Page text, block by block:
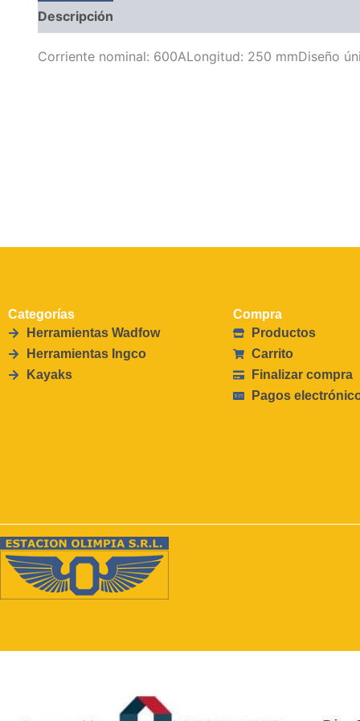
Descripción
Corriente nominal: 600ALongitud: 250 mmDiseño
Categorías
Herramientas Wadfow
Herramientas Ingco
Kayaks
Compra
Productos
Carrito
Finalizar compra
Pagos